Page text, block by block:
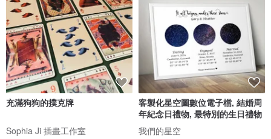
充滿狗狗的撲克牌
Sophia Ji 插畫工作室
客製化星空圖數位電子檔, 結婚周
年紀念日禮物, 最特別的生日禮物
我們的星空